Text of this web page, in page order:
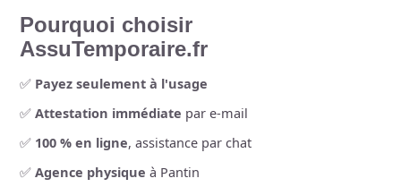
Pourquoi choisir
AssuTemporaire.fr
✅ Payez seulement à l'usage
✅ Attestation immédiate par e-mail
✅ 100 % en ligne, assistance par chat
✅ Agence physique à Pantin